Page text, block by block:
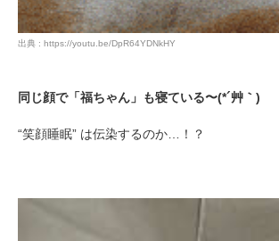
出典 : https://youtu.be/DpR64YDNkHY
同じ顔で「福ちゃん」も寝ている〜(*´艸｀)
“笑顔睡眠” は伝染するのか…！？